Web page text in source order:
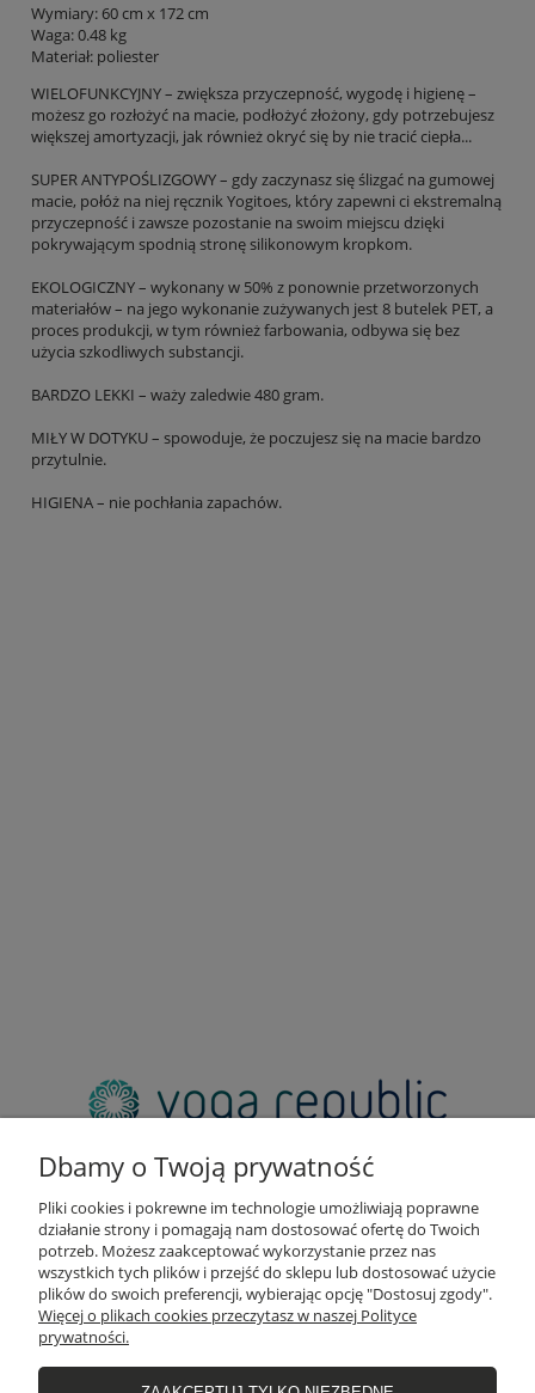
Wymiary: 60 cm x 172 cm
Waga: 0.48 kg
Materiał: poliester
WIELOFUNKCYJNY – zwiększa przyczepność, wygodę i higienę –
możesz go rozłożyć na macie, podłożyć złożony, gdy potrzebujesz
większej amortyzacji, jak również okryć się by nie tracić ciepła...
SUPER ANTYPOŚLIZGOWY – gdy zaczynasz się ślizgać na gumowej
macie, połóż na niej ręcznik Yogitoes, który zapewni ci ekstremalną
przyczepność i zawsze pozostanie na swoim miejscu dzięki
pokrywającym spodnią stronę silikonowym kropkom.
EKOLOGICZNY – wykonany w 50% z ponownie przetworzonych
materiałów – na jego wykonanie zużywanych jest 8 butelek PET, a
proces produkcji, w tym również farbowania, odbywa się bez
użycia szkodliwych substancji.
BARDZO LEKKI – waży zaledwie 480 gram.
MIŁY W DOTYKU – spowoduje, że poczujesz się na macie bardzo
przytulnie.
HIGIENA – nie pochłania zapachów.
email:
sklep@yogarepublic.pl
telefon:
+48 790 805 853
INFO
Dbamy o Twoją prywatność
Pliki cookies i pokrewne im technologie umożliwiają poprawne
działanie strony i pomagają nam dostosować ofertę do Twoich
potrzeb. Możesz zaakceptować wykorzystanie przez nas
wszystkich tych plików i przejść do sklepu lub dostosować użycie
plików do swoich preferencji, wybierając opcję "Dostosuj zgody".
Więcej o plikach cookies przeczytasz w naszej Polityce
prywatności.